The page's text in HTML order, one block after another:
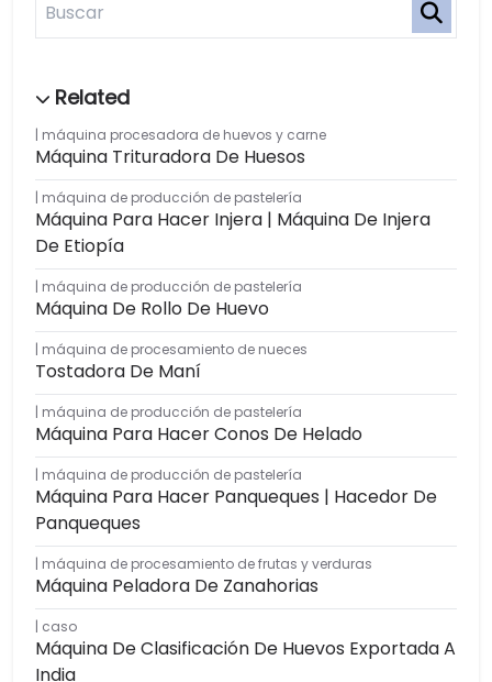
máquina procesadora de huevos y carne
Máquina Trituradora De Huesos
máquina de producción de pastelería
Máquina Para Hacer Injera | Máquina De Injera
De Etiopía
máquina de producción de pastelería
Máquina De Rollo De Huevo
máquina de procesamiento de nueces
Tostadora De Maní
máquina de producción de pastelería
Máquina Para Hacer Conos De Helado
máquina de producción de pastelería
Máquina Para Hacer Panqueques | Hacedor De
Panqueques
máquina de procesamiento de frutas y verduras
Máquina Peladora De Zanahorias
caso
Máquina De Clasificación De Huevos Exportada A
India